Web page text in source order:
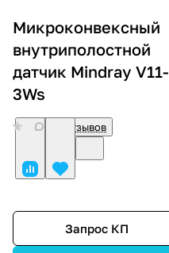
Микроконвексный
внутриполостной
датчик Mindray V11-
3Ws
Нет отзывов
Запрос КП